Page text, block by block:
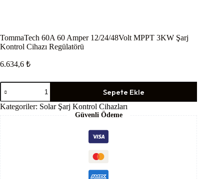
TommaTech 60A 60 Amper 12/24/48Volt MPPT 3KW Şarj
Kontrol Cihazı Regülatörü
6.634,6 ₺
TommaTech
60A
60
Amper
Sepete Ekle
Kategoriler: Solar Şarj Kontrol Cihazları
Güvenli Ödeme